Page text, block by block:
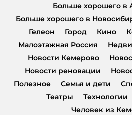
Больше хорошего в
Больше хорошего в
Гелеон
Город Кино
Малоэтажная Россия
Новости Кемерово
Новости реновации
Полезное
Семья и дети
Театры
Технологии
Человек из